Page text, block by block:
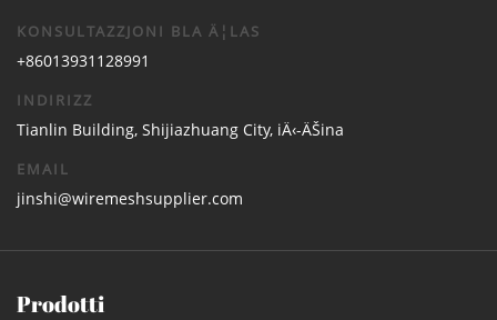
KONSULTAZZJONI BLA Ä¦LAS
+86013931128991
INDIRIZZ
Tianlin Building, Shijiazhuang City, iÄ‹-ÄŠina
EMAIL
jinshi@wiremeshsupplier.com
Prodotti